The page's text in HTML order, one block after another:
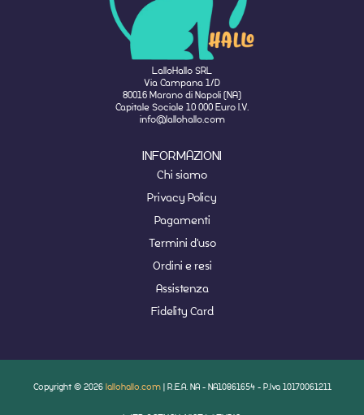
LalloHallo SRL
Via Campana 1/D
80016 Marano di Napoli (NA)
Capitale Sociale 10 000 Euro I.V.
info@lallohallo.com
INFORMAZIONI
Chi siamo
Privacy Policy
Pagamenti
Termini d'uso
Ordini e resi
Assistenza
Fidelity Card
Copyright © 2026 lallohallo.com | R.E.A. NA - NA10861654 - P.Iva 10170061211